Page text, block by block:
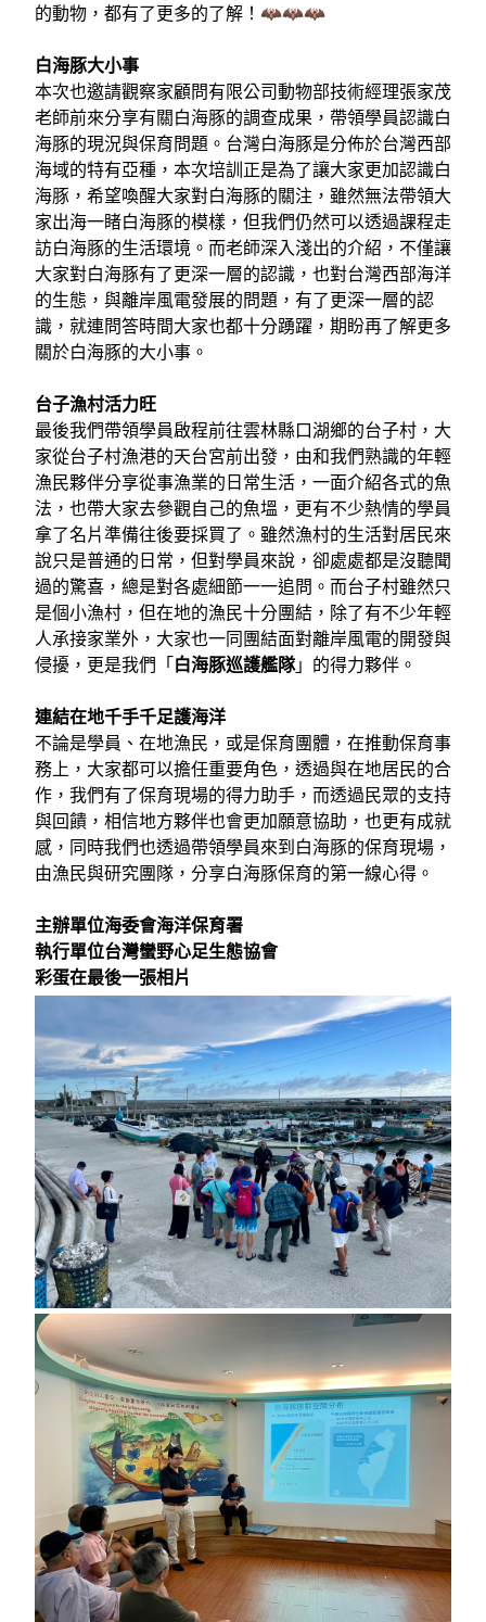
的動物，都有了更多的了解！🦇🦇🦇
白海豚大小事
本次也邀請觀察家顧問有限公司動物部技術經理張家茂
老師前來分享有關白海豚的調查成果，帶領學員認識白
海豚的現況與保育問題。台灣白海豚是分佈於台灣西部
海域的特有亞種，本次培訓正是為了讓大家更加認識白
海豚，希望喚醒大家對白海豚的關注，雖然無法帶領大
家出海一睹白海豚的模樣，但我們仍然可以透過課程走
訪白海豚的生活環境。而老師深入淺出的介紹，不僅讓
大家對白海豚有了更深一層的認識，也對台灣西部海洋
的生態，與離岸風電發展的問題，有了更深一層的認
識，就連問答時間大家也都十分踴躍，期盼再了解更多
關於白海豚的大小事。
台子漁村活力旺
最後我們帶領學員啟程前往雲林縣口湖鄉的台子村，大
家從台子村漁港的天台宮前出發，由和我們熟識的年輕
漁民夥伴分享從事漁業的日常生活，一面介紹各式的魚
法，也帶大家去參觀自己的魚塭，更有不少熱情的學員
拿了名片準備往後要採買了。雖然漁村的生活對居民來
說只是普通的日常，但對學員來說，卻處處都是沒聽聞
過的驚喜，總是對各處細節一一追問。而台子村雖然只
是個小漁村，但在地的漁民十分團結，除了有不少年輕
人承接家業外，大家也一同團結面對離岸風電的開發與
侵擾，更是我們「白海豚巡護艦隊」的得力夥伴。
連結在地千手千足護海洋
不論是學員、在地漁民，或是保育團體，在推動保育事
務上，大家都可以擔任重要角色，透過與在地居民的合
作，我們有了保育現場的得力助手，而透過民眾的支持
與回饋，相信地方夥伴也會更加願意協助，也更有成就
感，同時我們也透過帶領學員來到白海豚的保育現場，
由漁民與研究團隊，分享白海豚保育的第一線心得。
主辦單位海委會海洋保育署
執行單位台灣蠻野心足生態協會
彩蛋在最後一張相片